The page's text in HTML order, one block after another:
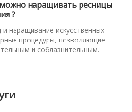
Permanent lips (перманент
наращивать ресницы
?
наращивание искусственных
процедуры, позволяющие
и соблазнительным.
натуральные реснички
средств